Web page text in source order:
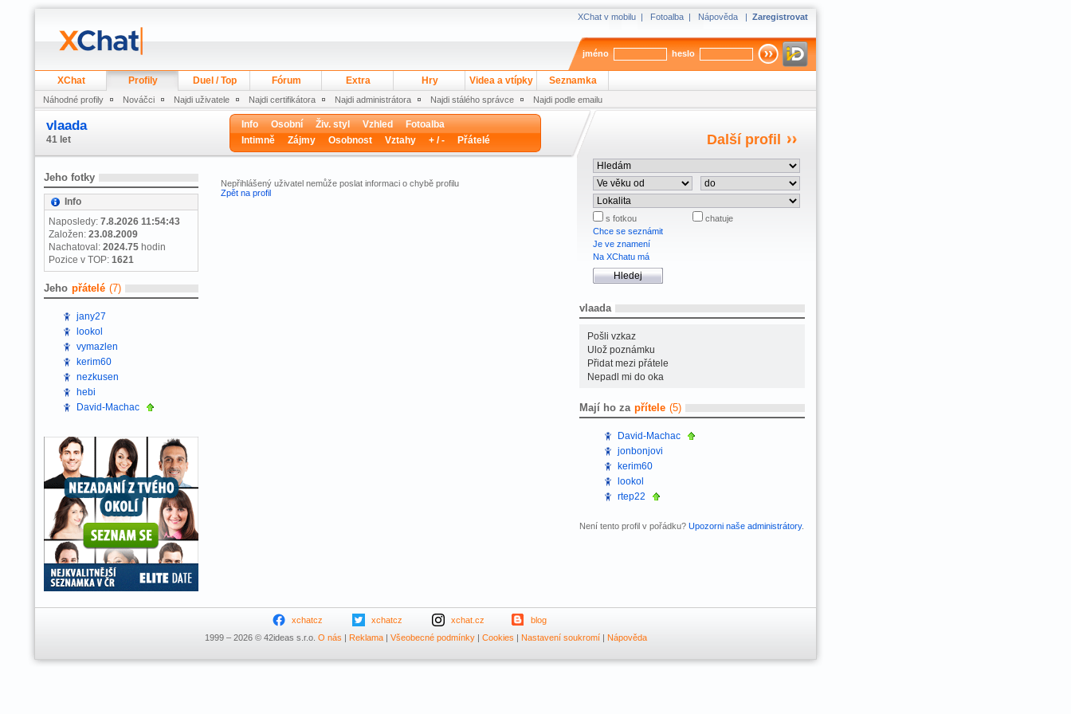
XChat v mobilu | Fotoalba | Nápověda | Zaregistrovat
jméno heslo
XChat Profily Duel / Top Fórum Extra Hry Videa a vtípky Seznamka
Náhodné profily Nováčci Najdi uživatele Najdi certifikátora Najdi administrátora Najdi stálého správce Najdi podle emailu
vlaada
41 let
Info Osobní Živ. styl Vzhled
Fotoalba
Intimně
Zájmy Osobnost Vztahy + / - Přátelé Další profil
Jeho fotky
Info
Naposledy: 7.8.2026 11:54:43
Založen: 23.08.2009
Nachatoval: 2024.75 hodin
Pozice v TOP: 1621
Jeho přátelé (7)
jany27
lookol
vymazlen
kerim60
nezkusen
hebi
David-Machac
Nepřihlášený uživatel nemůže poslat informaci o chybě profilu
Zpět na profil
s fotkou
chatuje
Chce se seznámit
Je ve znamení
Na XChatu má
vlaada
Pošli vzkaz
Ulož poznámku
Přidat mezi přátele
Nepadl mi do oka
Mají ho za přítele (5)
David-Machac
jonbonjovi
kerim60
lookol
rtep22
Není tento profil v pořádku? Upozorni naše administrátory.
xchatcz xchatcz xchat.cz
blog
1999 – 2026 © 42ideas s.r.o. O nás | Reklama| Všeobecné podmínky| Cookies | Nastavení soukromí| Nápověda